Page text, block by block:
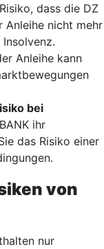
dass die DZ
Anleihe nicht mehr
Anleihe kann
bei
ihr
das Risiko einer
von
nur